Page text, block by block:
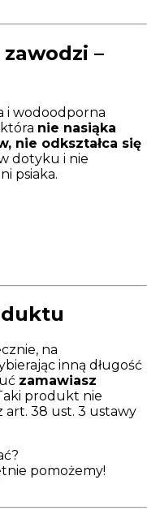
–
i wodoodporna
nie nasiąka
nie odkształca się
dotyku i nie
psiaka.
na
inną długość
zamawiasz
produkt nie
art. 38 ust. 3 ustawy
pomożemy!